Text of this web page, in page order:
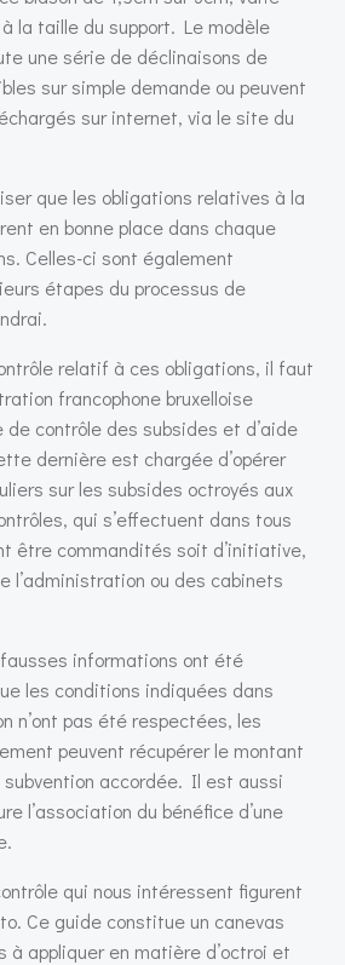
la taille du support. Le modèle
une série de déclinaisons de
sur simple demande ou peuvent
sur internet, via le site du
que les obligations relatives à la
en bonne place dans chaque
Celles-ci sont également
étapes du processus de
relatif à ces obligations, il faut
francophone bruxelloise
de contrôle des subsides et d’aide
dernière est chargée d’opérer
sur les subsides octroyés aux
qui s’effectuent dans tous
être commandités soit d’initiative,
l’administration ou des cabinets
informations ont été
les conditions indiquées dans
n’ont pas été respectées, les
peuvent récupérer le montant
accordée. Il est aussi
l’association du bénéfice d’une
qui nous intéressent figurent
Ce guide constitue un canevas
à appliquer en matière d’octroi et